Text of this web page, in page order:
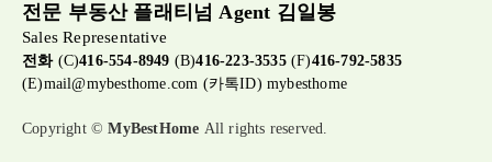
전문 부동산 플래티넘 Agent 김일봉
Sales Representative
전화(C)416-554-8949 (B)416-223-3535(F)416-792-5835
(E)mail@mybesthome.com (카톡ID) mybesthome
Copyright ©MyBestHome All rights reserved.